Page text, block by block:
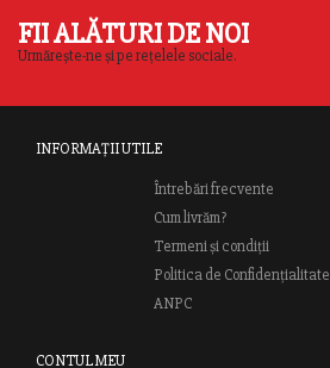
FII ALĂTURI DE NOI
Urmărește-ne și pe rețelele sociale.
INFORMAȚII UTILE
Întrebări frecvente
Cum livrăm?
Termeni și condiții
Politica de Confidențialitate
ANPC
CONTUL MEU